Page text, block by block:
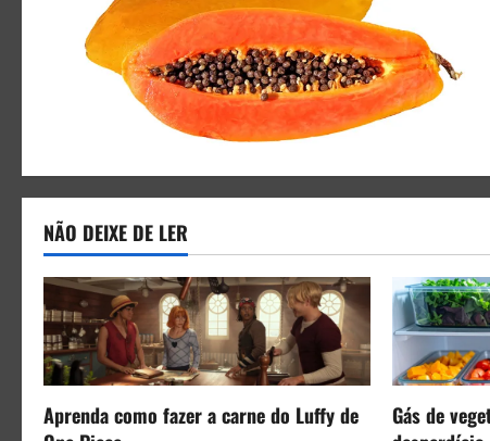
NÃO DEIXE DE LER
Aprenda como fazer a carne do Luffy de
Gás de